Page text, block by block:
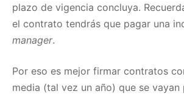
plazo de vigencia concluya.
el contrato tendrás que pagar una
manager.
Por eso es mejor firmar contratos
media (tal vez un año) que se